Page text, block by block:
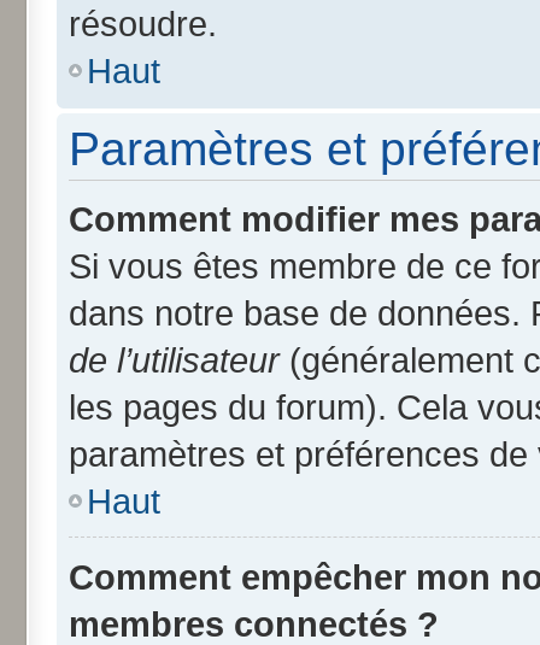
résoudre.
Haut
Paramètres et
Comment modifier mes
Si vous êtes membre de ce
dans notre base de
de l’utilisateur(généralement
les pages du forum). Cela
paramètres et préférences
Haut
Comment empêcher mon
membres connectés ?